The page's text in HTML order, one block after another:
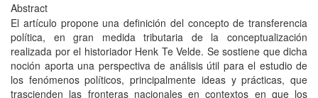
Abstract
El artí­culo propone una definición del concepto de transferencia
polí­tica, en gran medida tributaria de la conceptualización
realizada por el historiador Henk Te Velde. Se sostiene que dicha
noción aporta una perspectiva de análisis útil para el estudio de
los fenómenos polí­ticos, principalmente ideas y prácticas, que
trascienden las fronteras nacionales en contextos en que los